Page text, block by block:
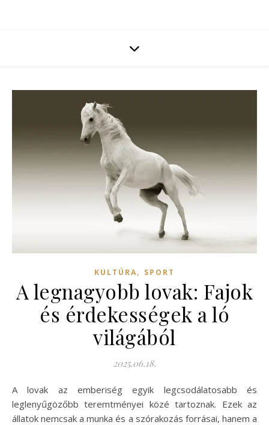
KULTÚRA, SPORT
A legnagyobb lovak: Fajok
és érdekességek a ló
világából
2025.06.18.
A lovak az emberiség egyik legcsodálatosabb és
leglenyűgözőbb teremtményei közé tartoznak. Ezek az
állatok nemcsak a munka és a szórakozás forrásai, hanem a